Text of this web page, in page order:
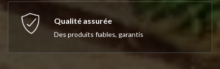
Qualité assurée
Des produits fiables, garantis